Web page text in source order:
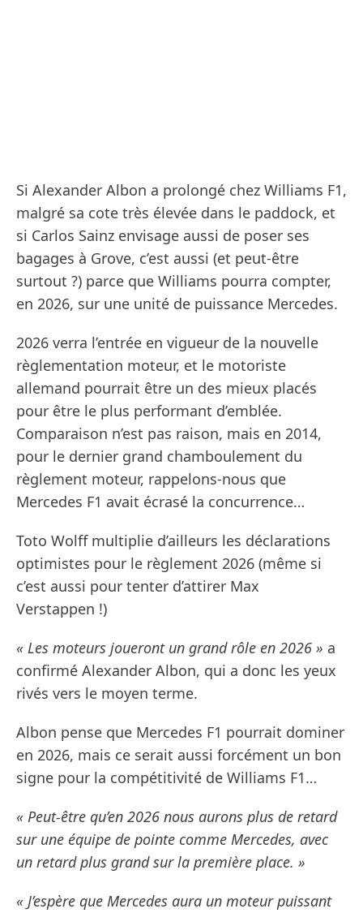
Si Alexander Albon a prolongé chez Williams F1,
malgré sa cote très élevée dans le paddock, et
si Carlos Sainz envisage aussi de poser ses
bagages à Grove, c’est aussi (et peut-être
surtout ?) parce que Williams pourra compter,
en 2026, sur une unité de puissance Mercedes.
2026 verra l’entrée en vigueur de la nouvelle
règlementation moteur, et le motoriste
allemand pourrait être un des mieux placés
pour être le plus performant d’emblée.
Comparaison n’est pas raison, mais en 2014,
pour le dernier grand chamboulement du
règlement moteur, rappelons-nous que
Mercedes F1 avait écrasé la concurrence…
Toto Wolff multiplie d’ailleurs les déclarations
optimistes pour le règlement 2026 (même si
c’est aussi pour tenter d’attirer Max
Verstappen !)
« Les moteurs joueront un grand rôle en 2026 » a
confirmé Alexander Albon, qui a donc les yeux
rivés vers le moyen terme.
Albon pense que Mercedes F1 pourrait dominer
en 2026, mais ce serait aussi forcément un bon
signe pour la compétitivité de Williams F1…
« Peut-être qu’en 2026 nous aurons plus de retard
sur une équipe de pointe comme Mercedes, avec
un retard plus grand sur la première place. »
« J’espère que Mercedes aura un moteur puissant